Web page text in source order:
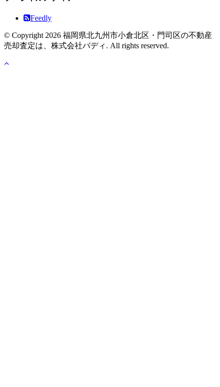
Feedly
© Copyright 2026 福岡県北九州市小倉北区・門司区の不動産
売却査定は、株式会社バディ. All rights reserved.